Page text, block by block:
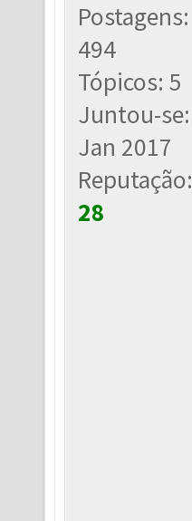
Postagens:
494
Tópicos: 5
Juntou-se:
Jan 2017
Reputação:
28